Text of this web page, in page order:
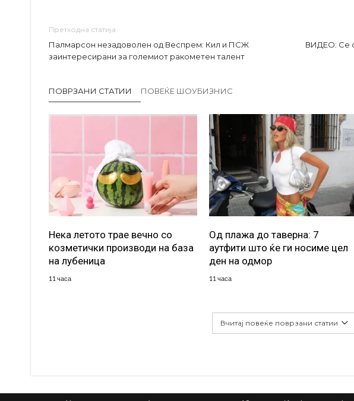
Претходна статија
Палмарсон незадоволен од Веспрем: Кил и ПСЖ
заинтересирани за големиот ракометен талент
ВИДЕО: Се
ПОВРЗАНИ СТАТИИ ПОВЕЌЕ ШОУБИЗНИС
Нека летото трае вечно со
козметички производи на база
на лубеница
11 часа
Од плажа до таверна: 7
аутфити што ќе ги носиме цел
ден на одмор
11 часа
Вчитај повеќе поврзани статии